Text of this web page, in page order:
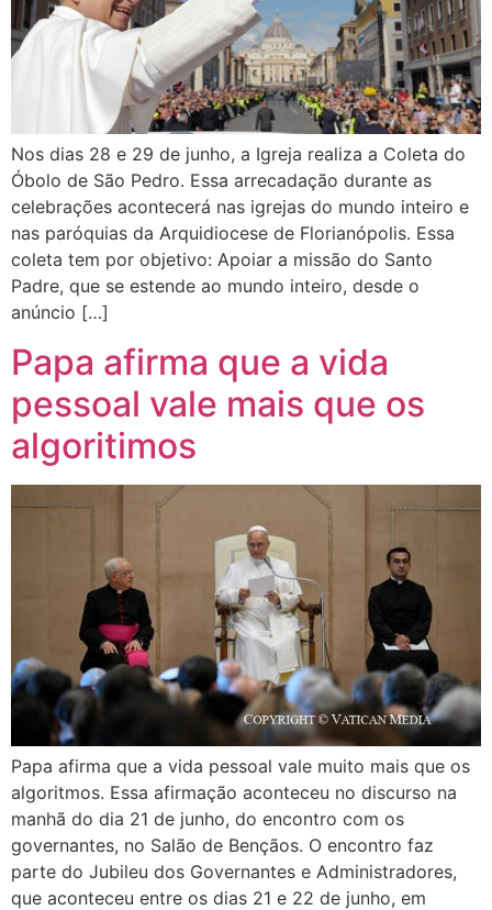
Nos dias 28 e 29 de junho, a Igreja realiza a Coleta do
Óbolo de São Pedro. Essa arrecadação durante as
celebrações acontecerá nas igrejas do mundo inteiro e
nas paróquias da Arquidiocese de Florianópolis. Essa
coleta tem por objetivo: Apoiar a missão do Santo
Padre, que se estende ao mundo inteiro, desde o
anúncio […]
Papa afirma que a vida
pessoal vale mais que os
algoritimos
Papa afirma que a vida pessoal vale muito mais que os
algoritmos. Essa afirmação aconteceu no discurso na
manhã do dia 21 de junho, do encontro com os
governantes, no Salão de Bençãos. O encontro faz
parte do Jubileu dos Governantes e Administradores,
que aconteceu entre os dias 21 e 22 de junho, em